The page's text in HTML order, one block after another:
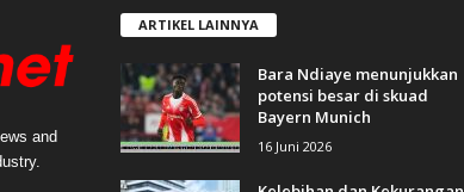
and
ARTIKEL LAINNYA
Bara Ndiaye menunjukkan
potensi besar di skuad
Bayern Munich
16 Juni 2026